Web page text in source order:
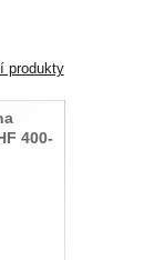
produkty
400-